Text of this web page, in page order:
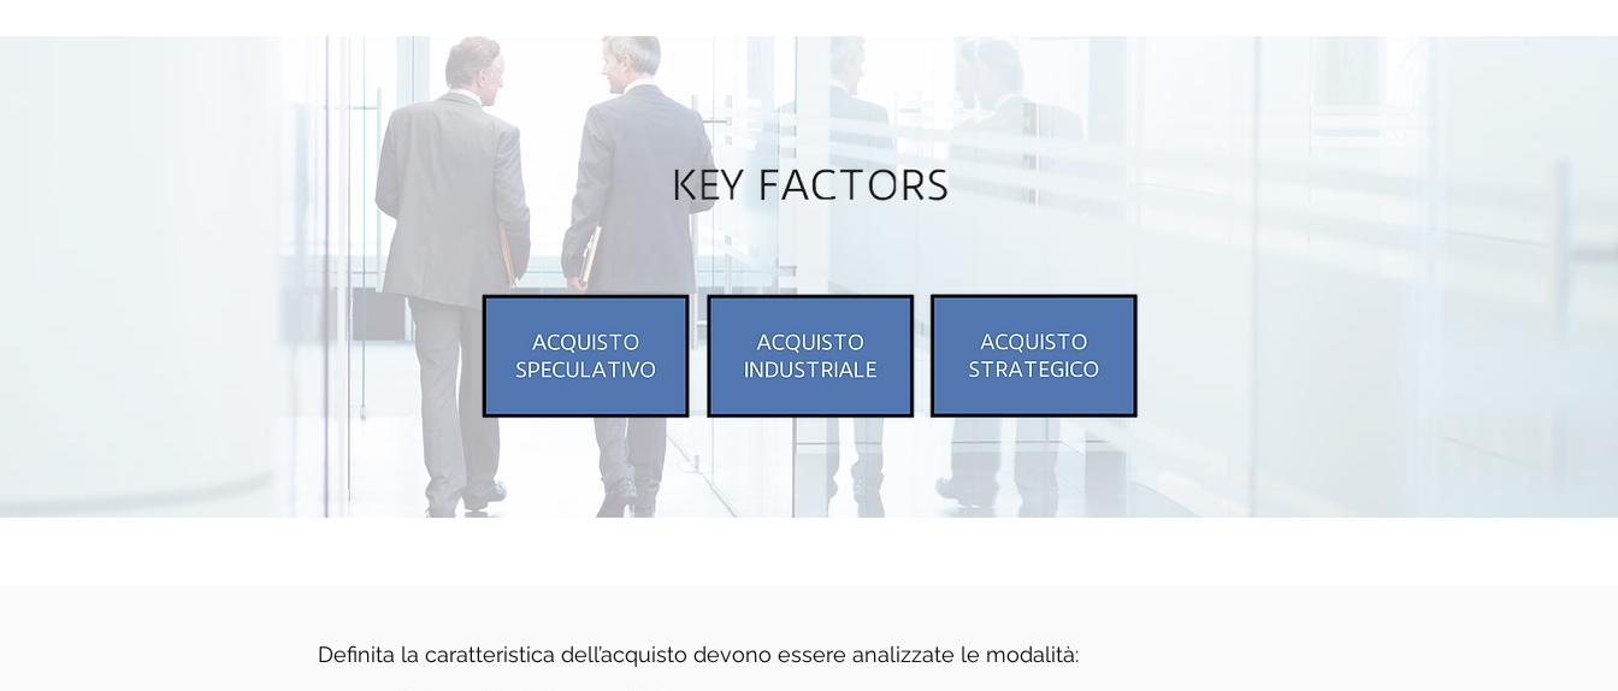
Definita la caratteristica dell’acquisto devono essere analizzate le modalità: